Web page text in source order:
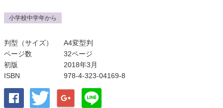
小学校中学年から
判型（サイズ）
A4変型判
ページ数
32ページ
初版
2018年3月
ISBN
978-4-323-04169-8